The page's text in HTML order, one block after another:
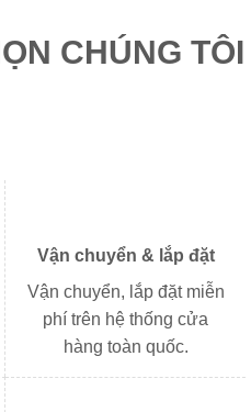
CHÚNG TÔI
Vận chuyển & lắp đặt
Vận chuyển, lắp đặt miễn
phí trên hệ thống cửa
hàng toàn quốc.